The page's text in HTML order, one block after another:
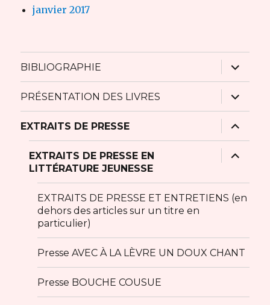
janvier 2017
BIBLIOGRAPHIE
ouvrir
le
sous-
menu
PRÉSENTATION DES LIVRES
ouvrir
le
sous-
menu
EXTRAITS DE PRESSE
ouvrir
le
sous-
menu
EXTRAITS DE PRESSE EN
LITTÉRATURE JEUNESSE
ouvrir
le
menu
EXTRAITS DE PRESSE ET ENTRETIENS (en
dehors des articles sur un titre en
particulier)
Presse AVEC À LA LÈVRE UN DOUX CHANT
Presse BOUCHE COUSUE